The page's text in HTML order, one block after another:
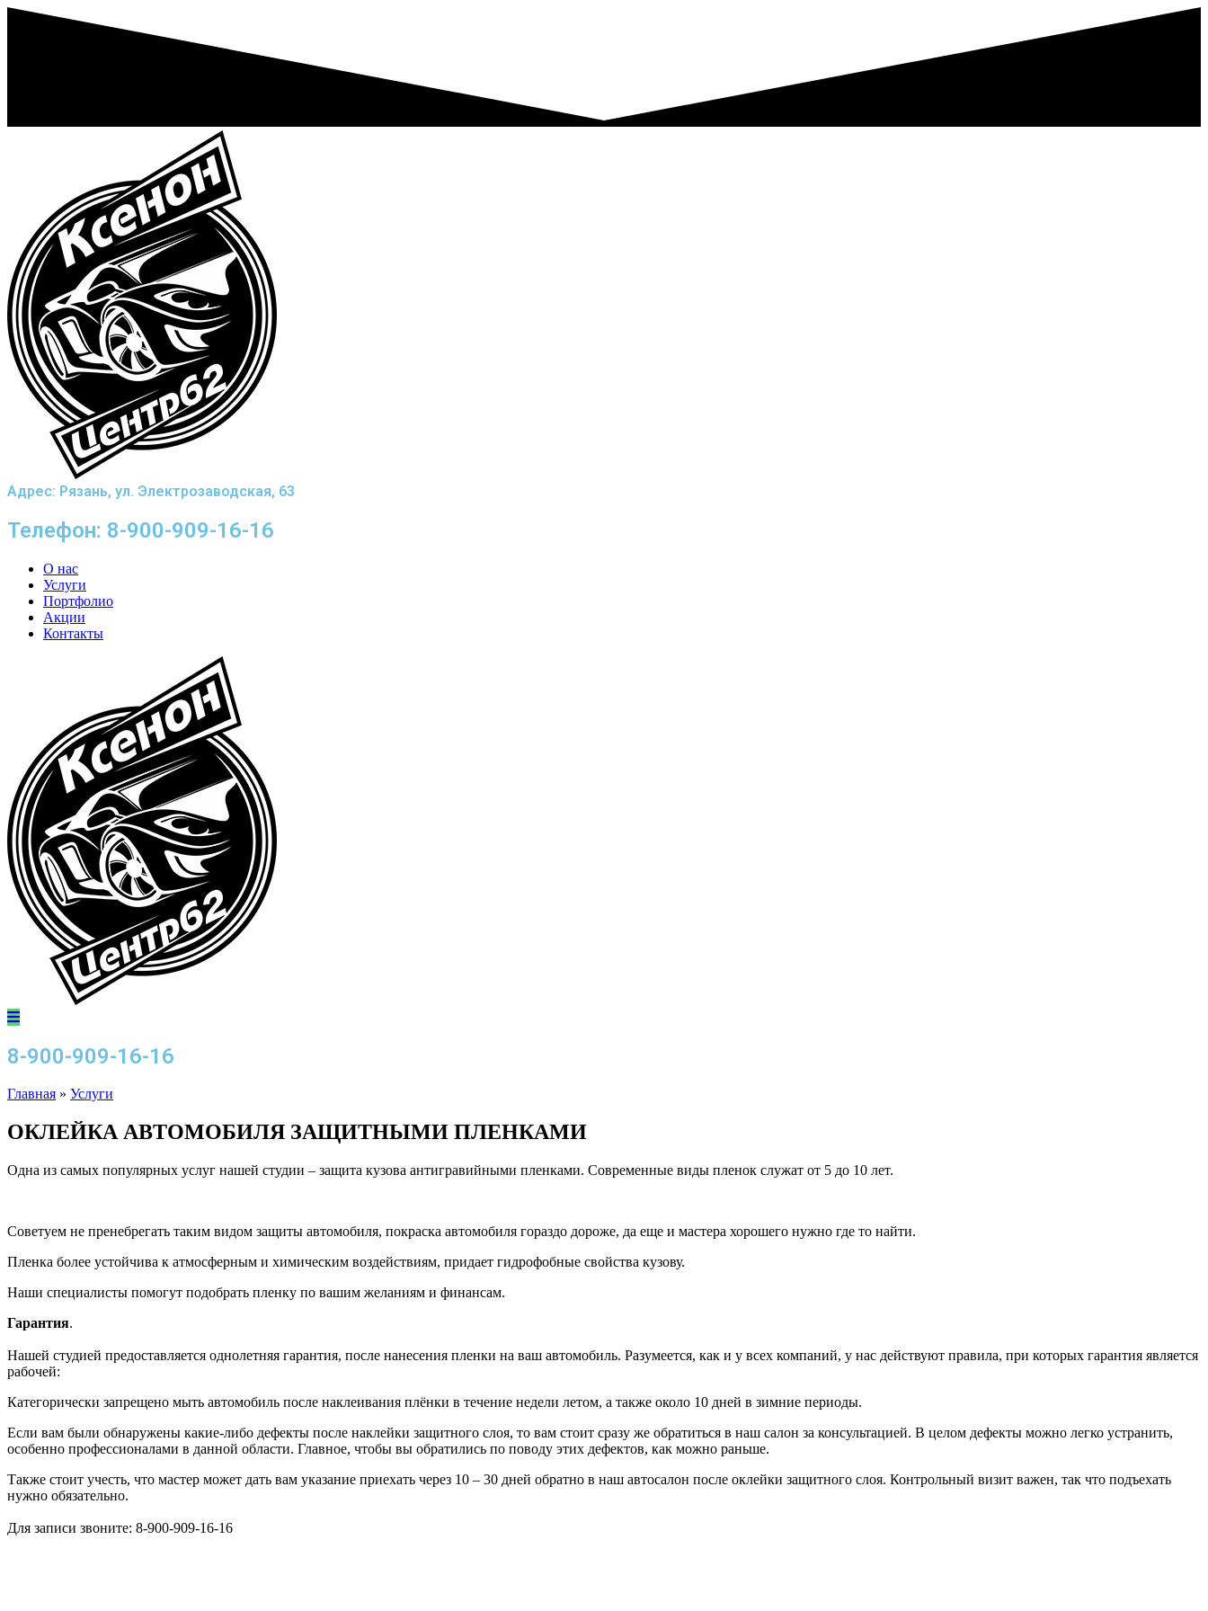
Адрес: Рязань, ул. Электрозаводская, 63
Телефон: 8-900-909-16-16
О нас
Услуги
Портфолио
Акции
Контакты
8-900-909-16-16
Главная » Услуги
ОКЛЕЙКА АВТОМОБИЛЯ ЗАЩИТНЫМИ ПЛЕНКАМИ
Одна из самых популярных услуг нашей студии – защита кузова антигравийными пленками. Современные виды пленок служат от 5 до 10 лет.
Советуем не пренебрегать таким видом защиты автомобиля, покраска автомобиля гораздо дороже, да еще и мастера хорошего нужно где то найти.
Пленка более устойчива к атмосферным и химическим воздействиям, придает гидрофобные свойства кузову.
Наши специалисты помогут подобрать пленку по вашим желаниям и финансам.
Гарантия.
Нашей студией предоставляется однолетняя гарантия, после нанесения пленки на ваш автомобиль. Разумеется, как и у всех компаний, у нас действуют правила, при которых гарантия является
рабочей:
Категорически запрещено мыть автомобиль после наклеивания плёнки в течение недели летом, а также около 10 дней в зимние периоды.
Если вам были обнаружены какие-либо дефекты после наклейки защитного слоя, то вам стоит сразу же обратиться в наш салон за консультацией. В целом дефекты можно легко устранить,
особенно профессионалами в данной области. Главное, чтобы вы обратились по поводу этих дефектов, как можно раньше.
Также стоит учесть, что мастер может дать вам указание приехать через 10 – 30 дней обратно в наш автосалон после оклейки защитного слоя. Контрольный визит важен, так что подъехать
нужно обязательно.
Для записи звоните: 8-900-909-16-16